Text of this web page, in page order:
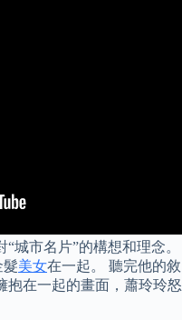
城市名片”的構想和理念。
髮美女在一起。 聽完他的敘
抱在一起的畫面，蕭玲玲怒